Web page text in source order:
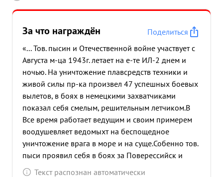
За что награждён
Поделиться
«... Тов. пысин и Отечественной войне участвует с
Августа м-ца 1943г. летает на е-те ИЛ-2 днем и
ночью. На уничтожение плавсредств техники и
живой силы пр-ка произвел 47 успешных боевых
вылетов, в боях в немецкими захватчиками
показал себя смелым, решительным летчиком.В
Все время работает ведущим и своим примерем
воодушевляет ведомыхт на беспощедное
уничтожение врага в море и на суще.Собенно тов.
пыси проявил себя в боях за Поверессийск и
освобождение Крымского п/о. Вылетая по 3-4
Текст распознан автоматически